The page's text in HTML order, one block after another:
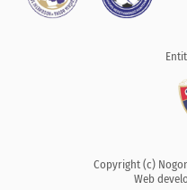
Copyright (c)
Web